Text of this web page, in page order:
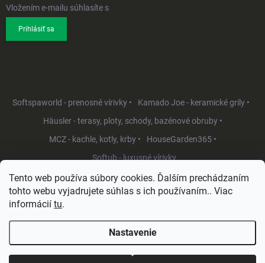
Tento web používa súbory cookies. Ďalším prechádzaním
tohto webu vyjadrujete súhlas s ich používaním.. Viac
informácií tu.
Nastavenie
Vložením e-mailu súhlasíte s
Prihlásiť sa
Softspaworld - prenosné vírivky •
Kamado Joe - keramické grily •
Häusler - terasy, ploty, schody, bazénové obruby •
MCZ - kachle, kotly, krby •
HouseGarden365 •
Softub - luxusné vírivky
Copyright 2026HouseGarden.sk. Všetky práva vyhradené.Upraviť